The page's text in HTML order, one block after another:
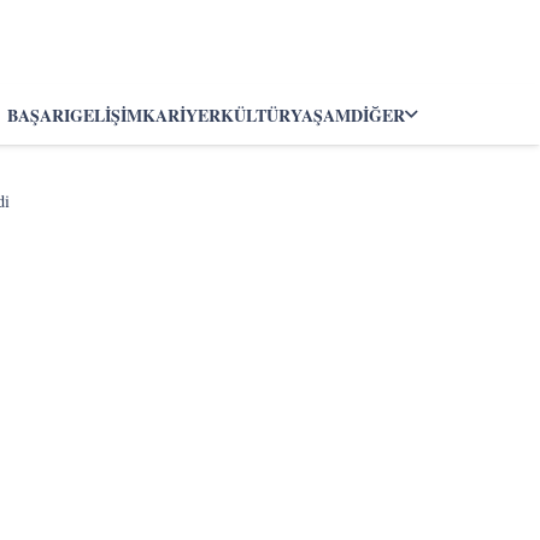
BAŞARIGELIŞIMKARIYERKÜLTÜRYAŞAMDIĞER